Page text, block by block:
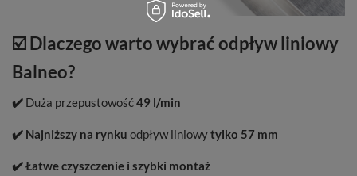
☑️ Dlaczego warto wybrać odpływ liniowy
Balneo?
✔️ Duża przepustowość49 l/min
✔️ Najniższy na rynku odpływ liniowytylko 57 mm
✔️ Łatwe czyszczenie i szybki montaż